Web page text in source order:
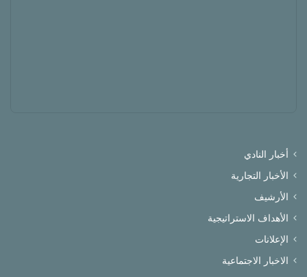
أخبار النادي
الأخبار التجارية
الأرشيف
الأهداف الاستراتيجية
الإعلانات
الاخبار الاجتماعية